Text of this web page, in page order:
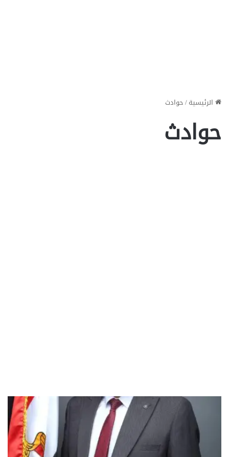
الرئيسية/حوادث
حوادث